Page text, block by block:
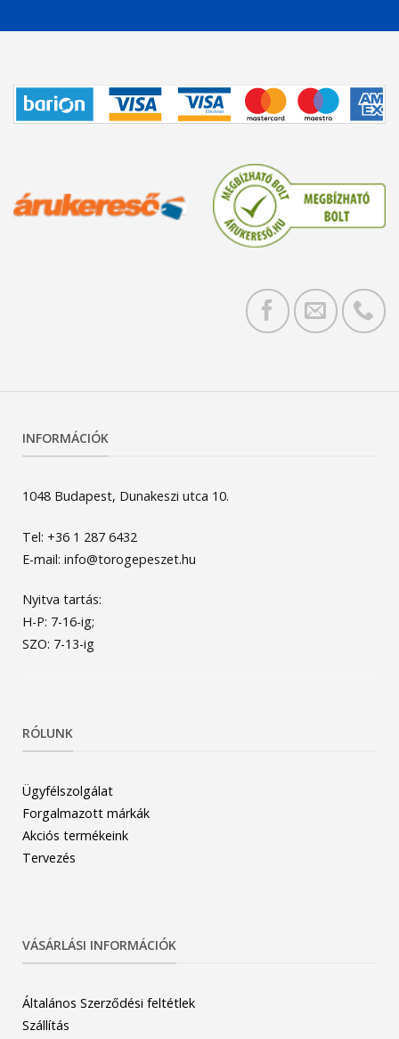
INFORMÁCIÓK
1048 Budapest, Dunakeszi utca 10.
Tel: +36 1 287 6432
E-mail: info@torogepeszet.hu
Nyitva tartás:
H-P: 7-16-ig;
SZO: 7-13-ig
RÓLUNK
Ügyfélszolgálat
Forgalmazott márkák
Akciós termékeink
Tervezés
VÁSÁRLÁSI INFORMÁCIÓK
Általános Szerződési feltétlek
Szállítás